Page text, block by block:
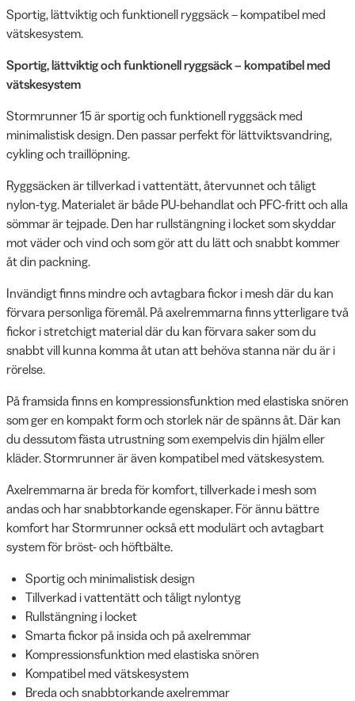
Sportig, lättviktig och funktionell ryggsäck – kompatibel med
vätskesystem.
Sportig, lättviktig och funktionell ryggsäck – kompatibel med
vätskesystem
Stormrunner 15 är sportig och funktionell ryggsäck med
minimalistisk design. Den passar perfekt för lättviktsvandring,
cykling och traillöpning.
Ryggsäcken är tillverkad i vattentätt, återvunnet och tåligt
nylon-tyg. Materialet är både PU-behandlat och PFC-fritt och alla
sömmar är tejpade. Den har rullstängning i locket som skyddar
mot väder och vind och som gör att du lätt och snabbt kommer
åt din packning.
Invändigt finns mindre och avtagbara fickor i mesh där du kan
förvara personliga föremål. På axelremmarna finns ytterligare två
fickor i stretchigt material där du kan förvara saker som du
snabbt vill kunna komma åt utan att behöva stanna när du är i
rörelse.
På framsida finns en kompressionsfunktion med elastiska snören
som ger en kompakt form och storlek när de spänns åt. Där kan
du dessutom fästa utrustning som exempelvis din hjälm eller
kläder. Stormrunner är även kompatibel med vätskesystem.
Axelremmarna är breda för komfort, tillverkade i mesh som
andas och har snabbtorkande egenskaper. För ännu bättre
komfort har Stormrunner också ett modulärt och avtagbart
system för bröst- och höftbälte.
Sportig och minimalistisk design
Tillverkad i vattentätt och tåligt nylontyg
Rullstängning i locket
Smarta fickor på insida och på axelremmar
Kompressionsfunktion med elastiska snören
Kompatibel med vätskesystem
Breda och snabbtorkande axelremmar